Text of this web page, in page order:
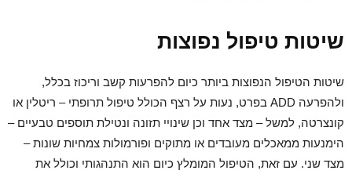
שיטות טיפול נפוצות
שיטות הטיפול הנפוצות ביותר כיום להפרעות קשב וריכוז בכלל,
ולהפרעה ADD בפרט, נעות על רצף הכולל טיפול תרופתי – ריטלין או
קונצרטה, למשל – מצד אחד וכן שינויי תזונה ונטילת תוספים טבעיים –
הימנעות ממאכלים מעובדים או מתוקים ופורמולות צמחיות שונות –
מצד שני. עם זאת, הטיפול המומלץ כיום הוא התנהגותי וכולל את